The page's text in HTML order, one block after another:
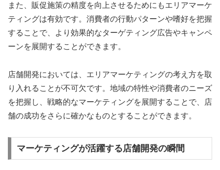
また、販促施策の精度を向上させるためにもエリアマーケ
ティングは有効です。消費者の行動パターンや嗜好を把握
することで、より効果的なターゲティング広告やキャンペ
ーンを展開することができます。
店舗開発においては、エリアマーケティングの考え方を取
り入れることが不可欠です。地域の特性や消費者のニーズ
を把握し、戦略的なマーケティングを展開することで、店
舗の成功をさらに確かなものとすることができます。
マーケティングが活躍する店舗開発の瞬間